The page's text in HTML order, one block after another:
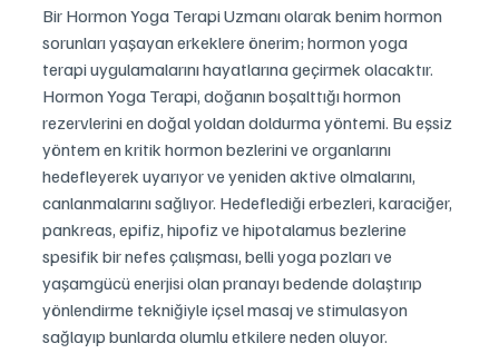
Bir Hormon Yoga Terapi Uzmanı olarak benim hormon
sorunları yaşayan erkeklere önerim; hormon yoga
terapi uygulamalarını hayatlarına geçirmek olacaktır.
Hormon Yoga Terapi, doğanın boşalttığı hormon
rezervlerini en doğal yoldan doldurma yöntemi. Bu eşsiz
yöntem en kritik hormon bezlerini ve organlarını
hedefleyerek uyarıyor ve yeniden aktive olmalarını,
canlanmalarını sağlıyor. Hedeflediği erbezleri, karaciğer,
pankreas, epifiz, hipofiz ve hipotalamus bezlerine
spesifik bir nefes çalışması, belli yoga pozları ve
yaşamgücü enerjisi olan pranayı bedende dolaştırıp
yönlendirme tekniğiyle içsel masaj ve stimulasyon
sağlayıp bunlarda olumlu etkilere neden oluyor.